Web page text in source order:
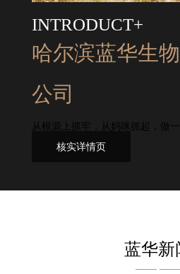
INTRODUCT+
哈尔滨蓝华生
公司
从根源上抓牢，从妈咪抓起，做
核实详情页
蓝华新